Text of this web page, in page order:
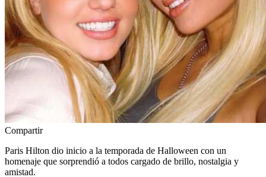
Compartir
Paris Hilton dio inicio a la temporada de Halloween con un
homenaje que sorprendió a todos cargado de brillo, nostalgia y
amistad.